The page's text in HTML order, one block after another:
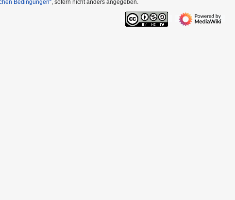
Bedingungen“ , sofern nicht anders angegeben.